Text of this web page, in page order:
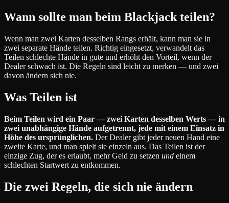
Wann sollte man beim Blackjack teilen?
Wenn man zwei Karten desselben Rangs erhält, kann man sie in
zwei separate Hände teilen. Richtig eingesetzt, verwandelt das
Teilen schlechte Hände in gute und erhöht den Vorteil, wenn der
Dealer schwach ist. Die Regeln sind leicht zu merken — und zwei
davon ändern sich nie.
Was Teilen ist
Beim Teilen wird ein Paar — zwei Karten desselben Werts — in
zwei unabhängige Hände aufgetrennt, jede mit einem Einsatz in
Höhe des ursprünglichen. Der Dealer gibt jeder neuen Hand eine
zweite Karte, und man spielt sie einzeln aus. Das Teilen ist der
einzige Zug, der es erlaubt, mehr Geld zu setzen und einem
schlechten Startwert zu entkommen.
Die zwei Regeln, die sich nie ändern